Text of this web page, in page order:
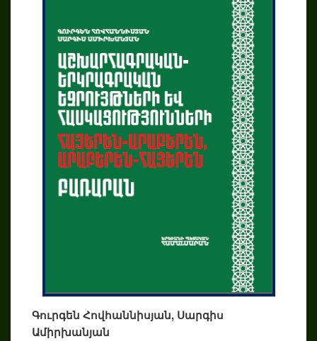
Գուրգեն Հովհաննիսյան, Սարգիս
Ամիրխանյան